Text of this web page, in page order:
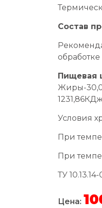
Состав
Пищевая
Жиры-30,0
Условия
При
При
ТУ
Цена: